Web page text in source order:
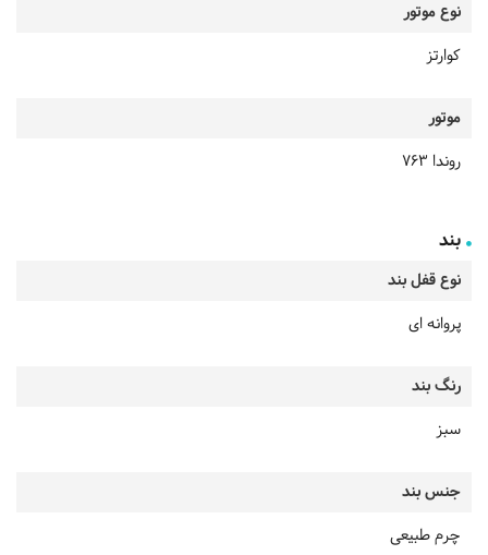
نوع موتور
کوارتز
موتور
روندا 763
بند
نوع قفل بند
پروانه ای
رنگ بند
سبز
جنس بند
چرم طبیعی